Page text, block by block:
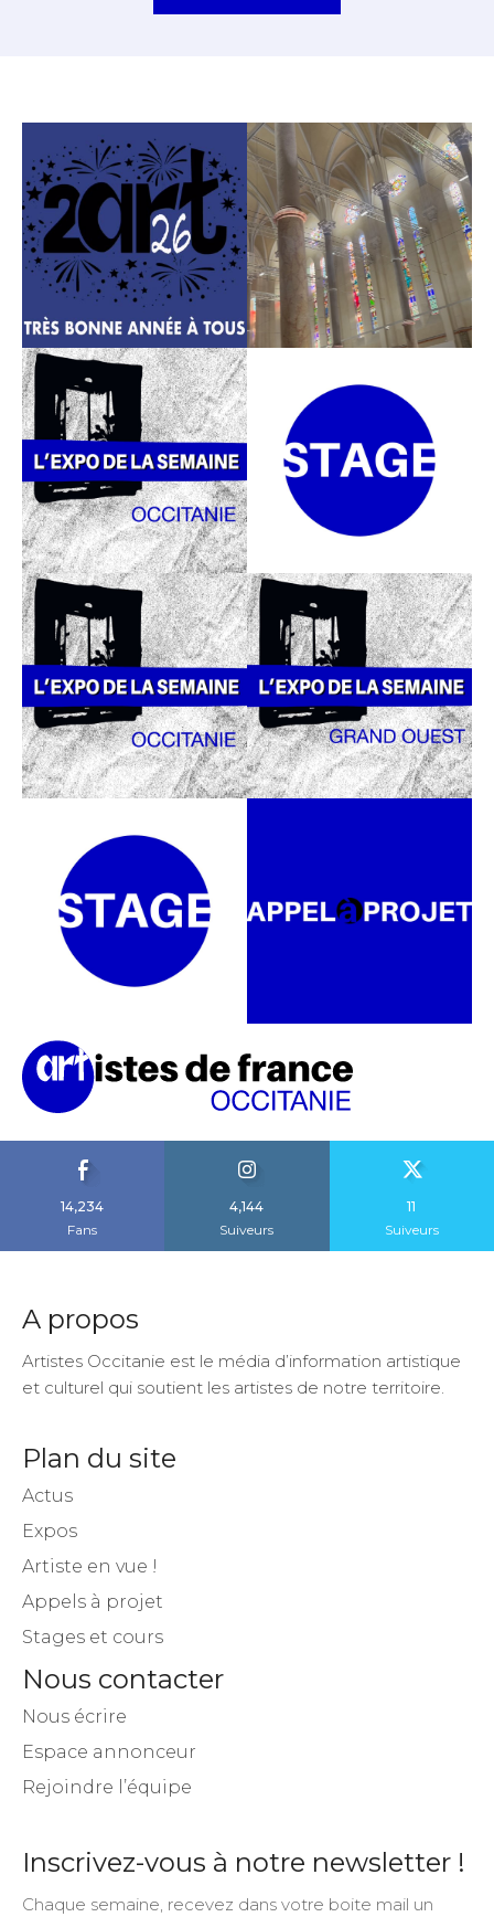
14,234
Fans
4,144
Suiveurs
11
Suiveurs
A propos
Artistes Occitanie est le média d’information artistique
et culturel qui soutient les artistes de notre territoire.
Plan du site
Actus
Expos
Artiste en vue !
Appels à projet
Stages et cours
Nous contacter
Nous écrire
Espace annonceur
Rejoindre l’équipe
Inscrivez-vous à notre newsletter !
Chaque semaine, recevez dans votre boite mail un